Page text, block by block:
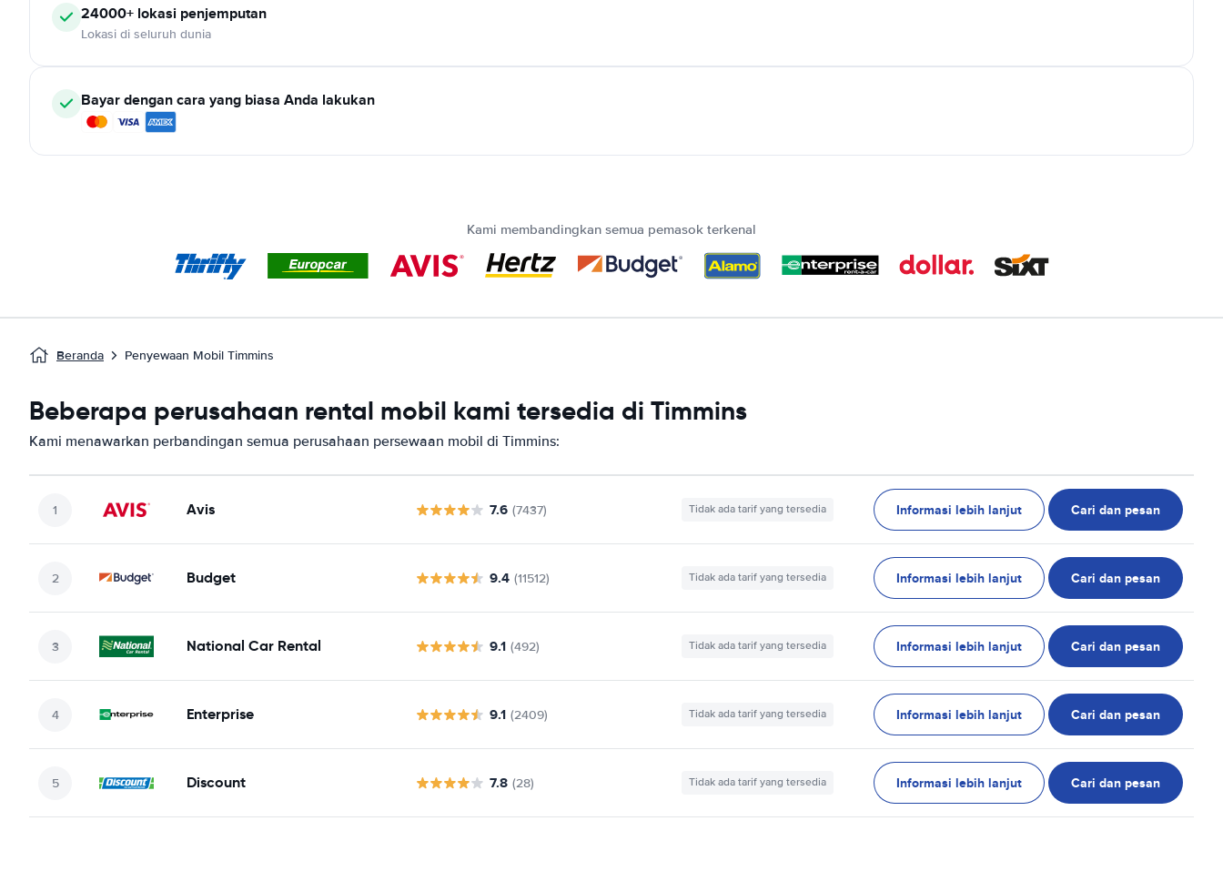
24000+ lokasi penjemputan
Lokasi di seluruh dunia
Bayar dengan cara yang biasa Anda lakukan
Kami membandingkan semua pemasok terkenal
Beranda Penyewaan Mobil Timmins
Beberapa perusahaan rental mobil kami tersedia di Timmins
Kami menawarkan perbandingan semua perusahaan persewaan mobil di Timmins:
Avis 7.6 (7437) Tidak ada tarif yang tersedia Informasi lebih lanjut Cari dan pesan
Budget 9.4 (11512) Tidak ada tarif yang tersedia Informasi lebih lanjut Cari dan pesan
National Car Rental 9.1 (492) Tidak ada tarif yang tersedia Informasi lebih lanjut Cari dan pesan
Enterprise 9.1 (2409) Tidak ada tarif yang tersedia Informasi lebih lanjut Cari dan pesan
Discount 7.8 (28) Tidak ada tarif yang tersedia Informasi lebih lanjut Cari dan pesan